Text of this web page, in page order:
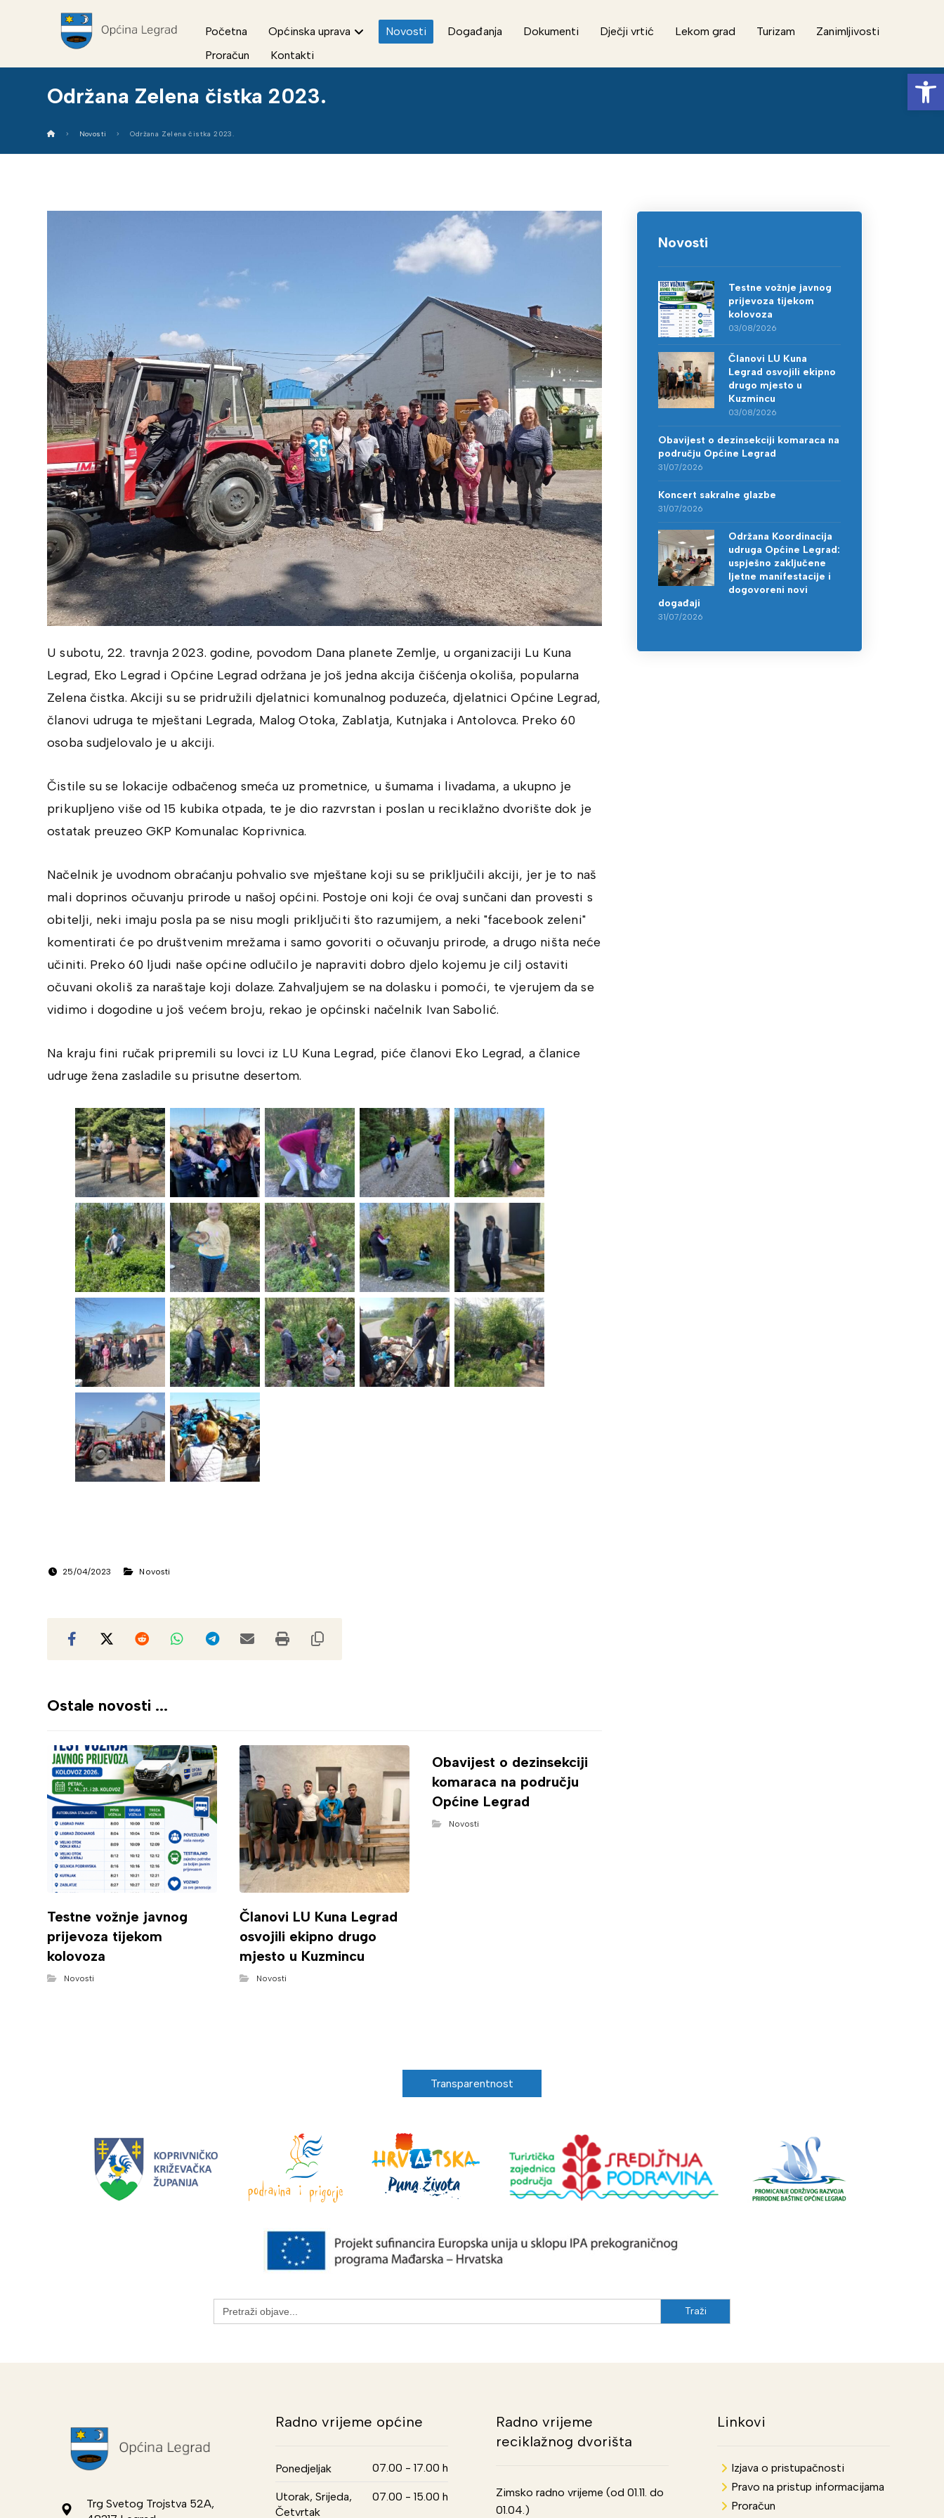
Početna Općinska uprava Novosti Događanja Dokumenti Dječji vrtić Lekom grad Turizam
Zanimljivosti
Proračun
Kontakti
Održana Zelena čistka 2023.
Novosti Održana Zelena čistka 2023.
U subotu, 22. travnja 2023. godine, povodom Dana planete Zemlje, u organizaciji Lu Kuna
Legrad, Eko Legrad i Općine Legrad održana je još jedna akcija čišćenja okoliša, popularna
Zelena čistka. Akciji su se pridružili djelatnici komunalnog poduzeća, djelatnici Općine Legrad,
članovi udruga te mještani Legrada, Malog Otoka, Zablatja, Kutnjaka i Antolovca. Preko 60
osoba sudjelovalo je u akciji.
Čistile su se lokacije odbačenog smeća uz prometnice, u šumama i livadama, a ukupno je
prikupljeno više od 15 kubika otpada, te je dio razvrstan i poslan u reciklažno dvorište dok je
ostatak preuzeo GKP Komunalac Koprivnica.
Načelnik je uvodnom obraćanju pohvalio sve mještane koji su se priključili akciji, jer je to naš
mali doprinos očuvanju prirode u našoj općini. Postoje oni koji će ovaj sunčani dan provesti s
obitelji, neki imaju posla pa se nisu mogli priključiti što razumijem, a neki "facebook zeleni"
komentirati će po društvenim mrežama i samo govoriti o očuvanju prirode, a drugo ništa neće
učiniti. Preko 60 ljudi naše općine odlučilo je napraviti dobro djelo kojemu je cilj ostaviti
očuvani okoliš za naraštaje koji dolaze. Zahvaljujem se na dolasku i pomoći, te vjerujem da se
vidimo i dogodine u još većem broju, rekao je općinski načelnik Ivan Sabolić.
Na kraju fini ručak pripremili su lovci iz LU Kuna Legrad, piće članovi Eko Legrad, a članice
udruge žena zasladile su prisutne desertom.
25/04/2023 Novosti
Ostale novosti ...
Testne vožnje javnog
prijevoza tijekom
kolovoza
Novosti
Članovi LU Kuna Legrad
osvojili ekipno drugo
mjesto u Kuzmincu
Novosti
Obavijest o dezinsekciji
komaraca na području
Općine Legrad
Novosti
Novosti
Testne vožnje javnog
prijevoza tijekom
kolovoza
03/08/2026
Članovi LU Kuna
Legrad osvojili ekipno
drugo mjesto u
Kuzmincu
03/08/2026
Obavijest o dezinsekciji komaraca na
području Općine Legrad
31/07/2026
Koncert sakralne glazbe
31/07/2026
Održana Koordinacija
udruga Općine Legrad:
uspješno zaključene
ljetne manifestacije i
dogovoreni novi
događaji
31/07/2026
Transparentnost
Search
for:
Trg Svetog Trojstva 52A,
Radno vrijeme općine
Ponedjeljak 07.00 - 17.00 h
Utorak, Srijeda,
Četvrtak
07.00 - 15.00 h
Radno vrijeme
reciklažnog dvorišta
Zimsko radno vrijeme (od 01.11. do
01.04.)
Linkovi
Izjava o pristupačnosti
Pravo na pristup informacijama
Proračun